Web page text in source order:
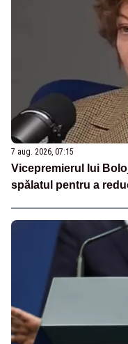
7 aug. 2026, 07:15
Vicepremierul lui
spălatul pentru a